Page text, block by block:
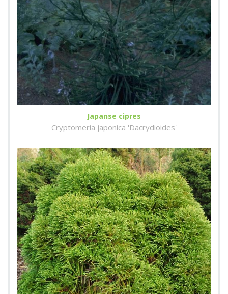
Japanse cipres
Cryptomeria japonica 'Dacrydioides'